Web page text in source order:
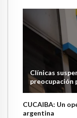
Clínicas
preocupación
CUCAIBA: Un
argentina